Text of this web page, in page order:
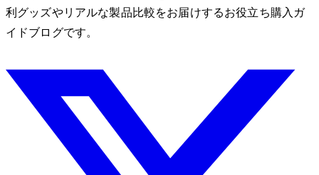
利グッズやリアルな製品比較をお届けするお役立ち購入ガ
イドブログです。